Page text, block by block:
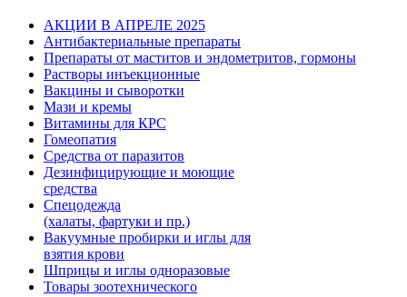
АКЦИИ В АПРЕЛЕ 2025
Антибактериальные препараты
Препараты от маститов и эндометритов, гормоны
Растворы инъекционные
Вакцины и сыворотки
Мази и кремы
Витамины для КРС
Гомеопатия
Средства от паразитов
Дезинфицирующие и моющие
средства
Спецодежда
(халаты, фартуки и пр.)
Вакуумные пробирки и иглы для
взятия крови
Шприцы и иглы одноразовые
Товары зоотехнического